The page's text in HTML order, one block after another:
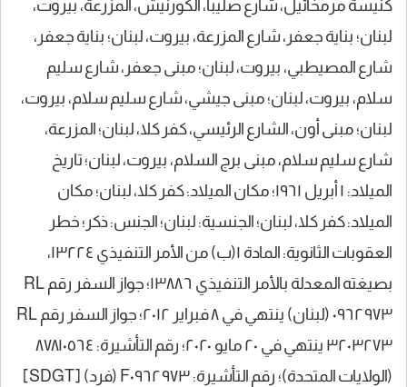
كنيسة مرمخائيل، شارع صليبا، الكورنيش، المزرعة، بيروت،
لبنان؛ بناية جعفر، شارع المزرعة، بيروت، لبنان؛ بناية جعفر،
شارع المصيطبي، بيروت، لبنان؛ مبنى جعفر، شارع سليم
سلام، بيروت، لبنان؛ مبنى جيشي، شارع سليم سلام، بيروت،
لبنان؛ مبنى أون، الشارع الرئيسي، كفر كلا، لبنان؛ المزرعة،
شارع سليم سلام، مبنى برج السلام، بيروت، لبنان؛ تاريخ
الميلاد: ١ أبريل ١٩٦١؛ مكان الميلاد: كفر كلا، لبنان؛ مكان
الميلاد: كفر كلا، لبنان؛ الجنسية: لبنان؛ الجنس: ذكر؛ خطر
العقوبات الثانوية: المادة ١(ب) من الأمر التنفيذي ١٣٢٢٤،
بصيغته المعدلة بالأمر التنفيذي ١٣٨٨٦؛ جواز السفر رقم RL
٠٩٦٢٩٧٣ (لبنان) ينتهي في ٨ فبراير ٢٠١٢؛ جواز السفر رقم RL
٣٢٠٣٢٧٣ ينتهي في ٢٠ مايو ٢٠٢٠؛ رقم التأشيرة: ٨٧٨١٠٥٦٤
(الولايات المتحدة)؛ رقم التأشيرة: F٠٩٦٢٩٧٣ (فرد) [SDGT]